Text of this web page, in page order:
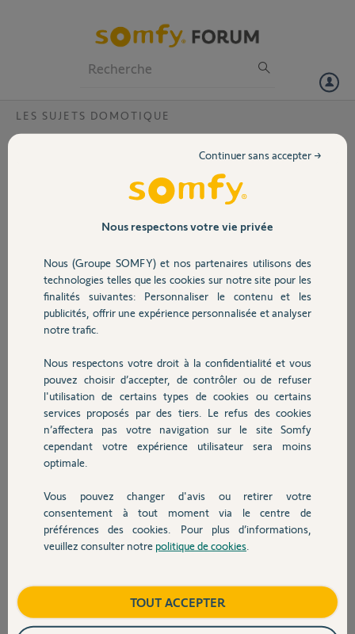
Volet
Sécurité
Domotique
Chauffage
Autres produits
Devis avec un pro
Contact
LES SUJETS DOMOTIQUE
Free et connection wifi tahoma instable
Ma tahoma se déconnecte régulièrement
Comment faire pour résoudre ce problème rapidement et avec
durabilité.
Merci,
Nicolas G.
il y a presque 2 ans
Participer au fil de discussion
Réponses
Bonjour
Optez pour l'adaptateur ethernet qui vous affranchi du wifi instable.
Nous respectons votre vie privée
Nous (Groupe SOMFY) et nos partenaires utilisons des
technologies telles que les cookies sur notre site pour les
finalités suivantes: Personnaliser le contenu et les
publicités, offrir une expérience personnalisée et analyser
notre trafic.
Nous respectons votre droit à la confidentialité et vous
pouvez choisir d’accepter, de contrôler ou de refuser
l'utilisation de certains types de cookies ou certains
services proposés par des tiers. Le refus des cookies
n’affectera pas votre navigation sur le site Somfy
cependant votre expérience utilisateur sera moins
optimale.
Vous pouvez changer d'avis ou retirer votre
consentement à tout moment via le centre de
préférences des cookies. Pour plus d’informations,
veuillez consulter notre politique de cookies
Continuer sans accepter →
TOUT ACCEPTER